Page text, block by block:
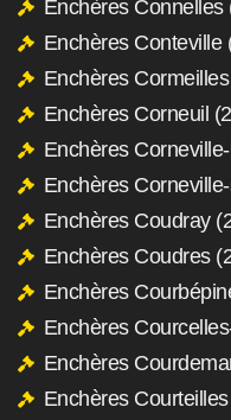
Enchères Connelles
Enchères Conteville
Enchères
Enchères Corneuil
Enchères
Enchères
Enchères Coudray
Enchères Coudres
Enchères
Enchères
Enchères
Enchères